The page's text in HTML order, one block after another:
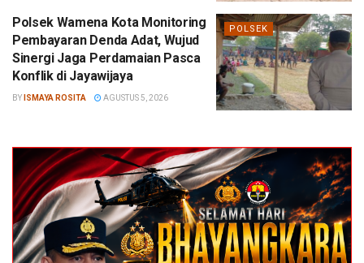
POLSEK
Polsek Wamena Kota Monitoring
Pembayaran Denda Adat, Wujud
Sinergi Jaga Perdamaian Pasca
Konflik di Jayawijaya
BY ISMAYA ROSITA AGUSTUS 5, 2026